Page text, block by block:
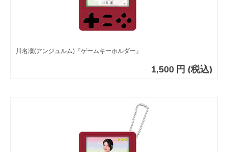
川名凜(アンジュルム)『ゲームキーホルダー』
1,500 円 (税込)